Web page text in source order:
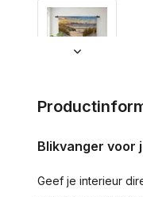
Blikvanger voor
Geef je interieur